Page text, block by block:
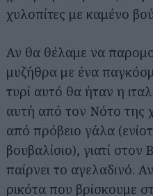
χυλοπίτες με καμένο
Αν θα θέλαμε να
μυζήθρα με ένα
τυρί αυτό θα ήταν η
αυτή από τον Νότο της
από πρόβειο γάλα
βουβαλίσιο), γιατί
παίρνει το αγελαδινό.
ρικότα που βρίσκουμε